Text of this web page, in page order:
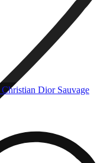
Christian Dior Sauvage